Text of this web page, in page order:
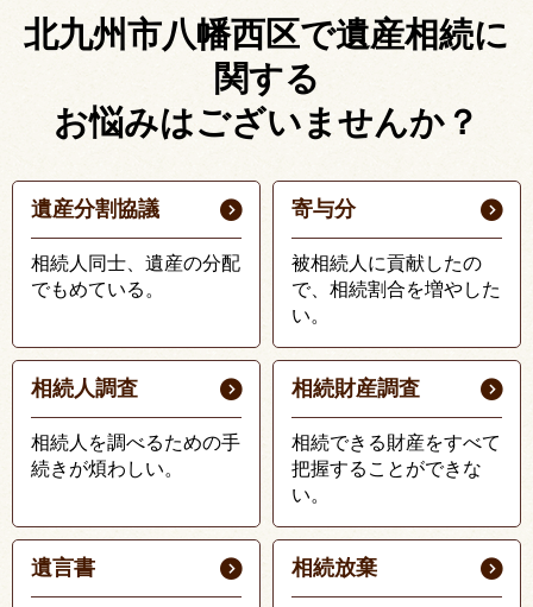
北九州市八幡西区で遺産相続に
関する
お悩みはございませんか？
遺産分割協議
相続人同士、遺産の分配
でもめている。
寄与分
被相続人に貢献したの
で、相続割合を増やした
い。
相続人調査
相続人を調べるための手
続きが煩わしい。
相続財産調査
相続できる財産をすべて
把握することができな
い。
遺言書 相続放棄